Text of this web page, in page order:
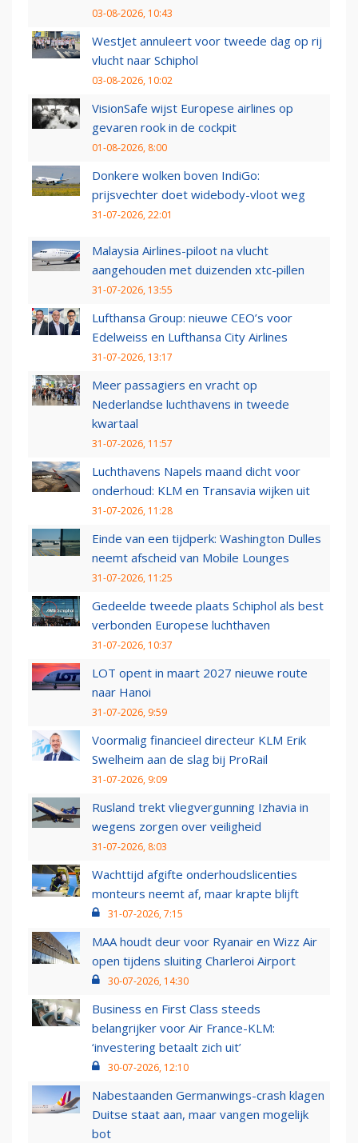
03-08-2026, 10:43
WestJet annuleert voor tweede dag op rij
vlucht naar Schiphol
03-08-2026, 10:02
VisionSafe wijst Europese airlines op
gevaren rook in de cockpit
01-08-2026, 8:00
Donkere wolken boven IndiGo:
prijsvechter doet widebody-vloot weg
31-07-2026, 22:01
Malaysia Airlines-piloot na vlucht
aangehouden met duizenden xtc-pillen
31-07-2026, 13:55
Lufthansa Group: nieuwe CEO’s voor
Edelweiss en Lufthansa City Airlines
31-07-2026, 13:17
Meer passagiers en vracht op
Nederlandse luchthavens in tweede
kwartaal
31-07-2026, 11:57
Luchthavens Napels maand dicht voor
onderhoud: KLM en Transavia wijken uit
31-07-2026, 11:28
Einde van een tijdperk: Washington Dulles
neemt afscheid van Mobile Lounges
31-07-2026, 11:25
Gedeelde tweede plaats Schiphol als best
verbonden Europese luchthaven
31-07-2026, 10:37
LOT opent in maart 2027 nieuwe route
naar Hanoi
31-07-2026, 9:59
Voormalig financieel directeur KLM Erik
Swelheim aan de slag bij ProRail
31-07-2026, 9:09
Rusland trekt vliegvergunning Izhavia in
wegens zorgen over veiligheid
31-07-2026, 8:03
Wachttijd afgifte onderhoudslicenties
monteurs neemt af, maar krapte blijft
31-07-2026, 7:15
MAA houdt deur voor Ryanair en Wizz Air
open tijdens sluiting Charleroi Airport
30-07-2026, 14:30
Business en First Class steeds
belangrijker voor Air France-KLM:
‘investering betaalt zich uit’
30-07-2026, 12:10
Nabestaanden Germanwings-crash klagen
Duitse staat aan, maar vangen mogelijk
bot